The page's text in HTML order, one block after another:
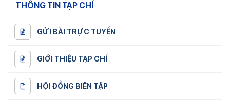
THÔNG TIN TẠP CHÍ
GỬI BÀI TRỰC TUYẾN
GIỚI THIỆU TẠP CHÍ
HỘI ĐỒNG BIÊN TẬP